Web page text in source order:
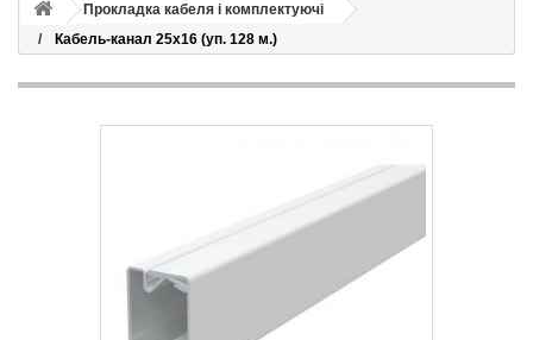
Прокладка кабеля і комплектуючі
Кабель-канал 25х16 (уп. 128 м.)